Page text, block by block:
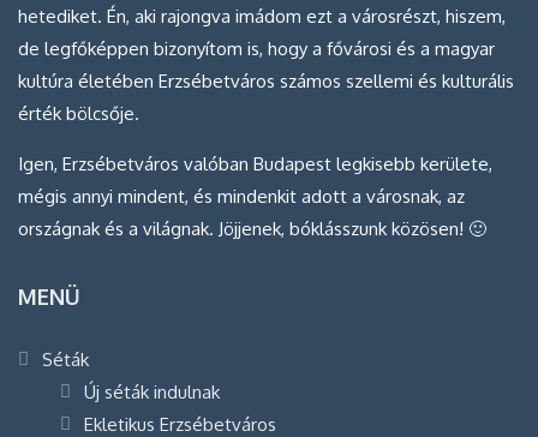
hetediket. Én, aki rajongva imádom ezt a városrészt, hiszem,
de legfőképpen bizonyítom is, hogy a fővárosi és a magyar
kultúra életében Erzsébetváros számos szellemi és kulturális
érték bölcsője.
Igen, Erzsébetváros valóban Budapest legkisebb kerülete,
mégis annyi mindent, és mindenkit adott a városnak, az
országnak és a világnak. Jöjjenek, bóklásszunk közösen! 🙂
MENÜ
Séták
Új séták indulnak
Ekletikus Erzsébetváros